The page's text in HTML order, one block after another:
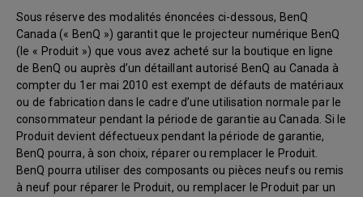
Sous réserve des modalités énoncées ci-dessous, BenQ
Canada (« BenQ ») garantit que le projecteur numérique BenQ
(le « Produit ») que vous avez acheté sur la boutique en ligne
de BenQ ou auprès d’un détaillant autorisé BenQ au Canada à
compter du 1er mai 2010 est exempt de défauts de matériaux
ou de fabrication dans le cadre d’une utilisation normale par le
consommateur pendant la période de garantie au Canada. Si le
Produit devient défectueux pendant la période de garantie,
BenQ pourra, à son choix, réparer ou remplacer le Produit.
BenQ pourra utiliser des composants ou pièces neufs ou remis
à neuf pour réparer le Produit, ou remplacer le Produit par un